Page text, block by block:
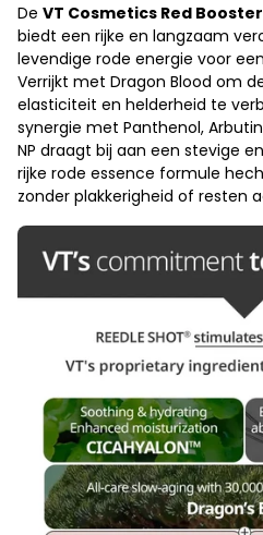
De VT Cosmetics Red
biedt een rijke en langzaam
levendige rode energie voor
Verrijkt met Dragon Blood om
elasticiteit en helderheid te
synergie met Panthenol,
NP draagt bij aan een stevige
rijke rode essence formule
zonder plakkerigheid of resten